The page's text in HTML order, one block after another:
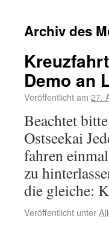
Archiv des
Demo an
Veröffentlicht am 27.
Beachtet
Ostseekai
fahren
zu
die gleiche:
Veröffentlicht unter